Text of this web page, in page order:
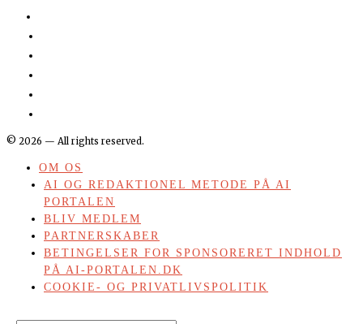
© 2026 — All rights reserved.
OM OS
AI OG REDAKTIONEL METODE PÅ AI
PORTALEN
BLIV MEDLEM
PARTNERSKABER
BETINGELSER FOR SPONSORERET INDHOLD
PÅ AI-PORTALEN.DK
COOKIE- OG PRIVATLIVSPOLITIK